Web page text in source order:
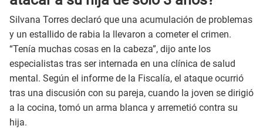
Silvana Torres declaró que una acumulación de problemas
y un estallido de rabia la llevaron a cometer el crimen.
“Tenía muchas cosas en la cabeza”, dijo ante los
especialistas tras ser internada en una clínica de salud
mental. Según el informe de la Fiscalía, el ataque ocurrió
tras una discusión con su pareja, cuando la joven se dirigió
a la cocina, tomó un arma blanca y arremetió contra su
hija.